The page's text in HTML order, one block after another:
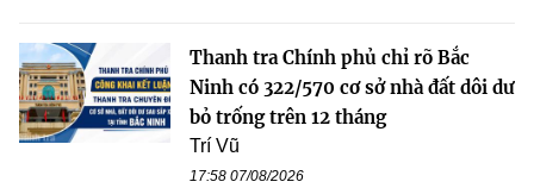
Thanh tra Chính phủ chỉ rõ Bắc
Ninh có 322/570 cơ sở nhà đất dôi dư
bỏ trống trên 12 tháng
Trí Vũ
17:58 07/08/2026